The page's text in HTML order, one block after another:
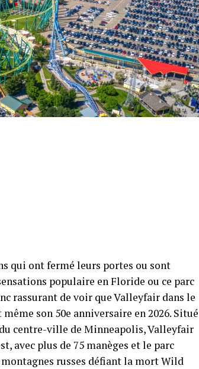
qui ont fermé leurs portes ou sont
populaire en Floride ou ce parc
rassurant de voir que Valleyfair dans le
son 50e anniversaire en 2026. Situé
centre-ville de Minneapolis, Valleyfair
avec plus de 75 manèges et le parc
russes défiant la mort Wild